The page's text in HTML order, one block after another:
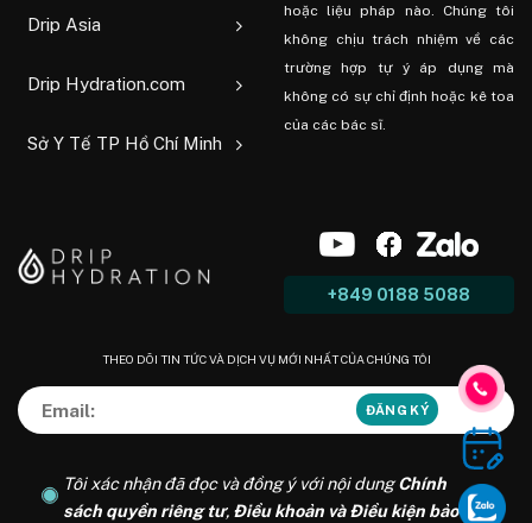
Drip Asia
Drip Hydration.com
Sở Y Tế TP Hồ Chí Minh
hoặc liệu pháp nào. Chúng tôi
không chịu trách nhiệm về các
trường hợp tự ý áp dụng mà
không có sự chỉ định hoặc kê toa
của các bác sĩ.
+849 0188 5088
THEO DÕI TIN TỨC VÀ DỊCH VỤ MỚI NHẤT CỦA CHÚNG TÔI
Tôi xác nhận đã đọc và đồng ý với nội dungChính
sách quyền riêng tư, Điều khoản và Điều kiện bảo